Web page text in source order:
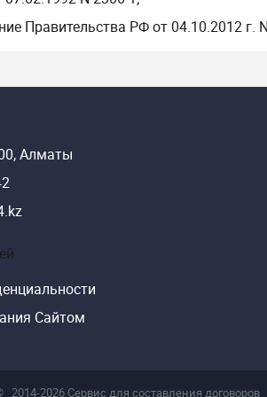
Правительства РФ от 04.10.2012 г.
Алматы
Сайтом
2014-2026 Сервис для составления договоров